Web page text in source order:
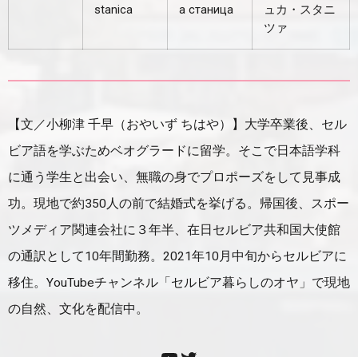
stanica
а станица
ュカ・スタニ
ツァ
【文／小柳津 千早（おやいず ちはや）】大学卒業後、セル
ビア語を学ぶためベオグラードに留学。そこで日本語学科
に通う学生と出会い、無職の身でプロポーズをして見事成
功。現地で約350人の前で結婚式を挙げる。帰国後、スポー
ツメディア関連会社に３年半、在日セルビア共和国大使館
の通訳として10年間勤務。2021年10月中旬からセルビアに
移住。YouTubeチャンネル「セルビア暮らしのオヤ」で現地
の自然、文化を配信中。